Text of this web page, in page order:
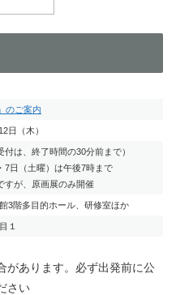
のご案内
日（木）
は、終了時間の30分前まで）
日（土曜）は午後7時まで
すが、原画展のみ開催
3階多目的ホール、研修室ほか
１
があります。必ず出発前に公
さい